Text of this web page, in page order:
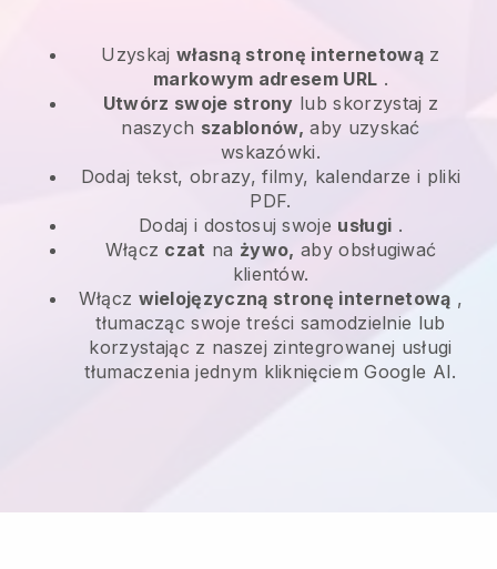
Uzyskaj własną stronę internetowąz
markowym adresem URL .
Utwórz swoje strony lub skorzystaj z
naszych szablonów, aby uzyskać
wskazówki.
Dodaj tekst, obrazy, filmy, kalendarze i pliki
PDF.
Dodaj i dostosuj swoje usługi .
Włącz czat na żywo, aby obsługiwać
klientów.
Włącz wielojęzyczną stronę internetową ,
tłumacząc swoje treści samodzielnie lub
korzystając z naszej zintegrowanej usługi
tłumaczenia jednym kliknięciem Google AI.